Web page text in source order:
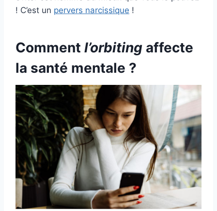
! C’est un pervers narcissique !
Comment l’orbiting affecte
la santé mentale ?